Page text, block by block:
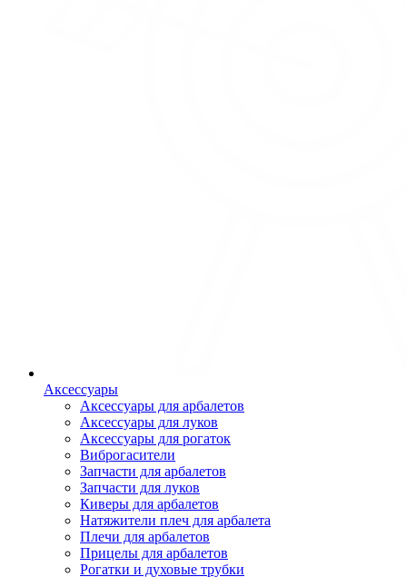
Аксессуары
Аксессуары для арбалетов
Аксессуары для луков
Аксессуары для рогаток
Виброгасители
Запчасти для арбалетов
Запчасти для луков
Киверы для арбалетов
Натяжители плеч для арбалета
Плечи для арбалетов
Прицелы для арбалетов
Рогатки и духовые трубки